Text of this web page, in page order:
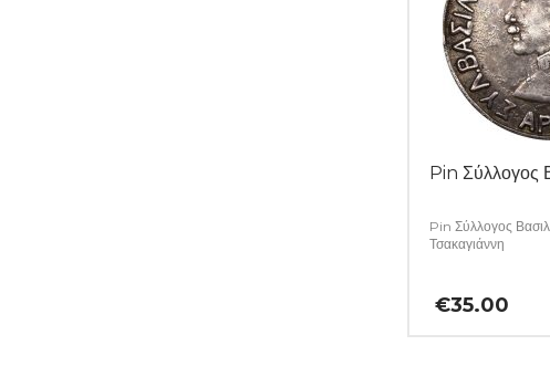
Pin Σύλλογος
Pin Σύλλογος
Τσακαγιάννη
€35.00